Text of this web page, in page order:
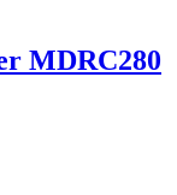
MDRC280